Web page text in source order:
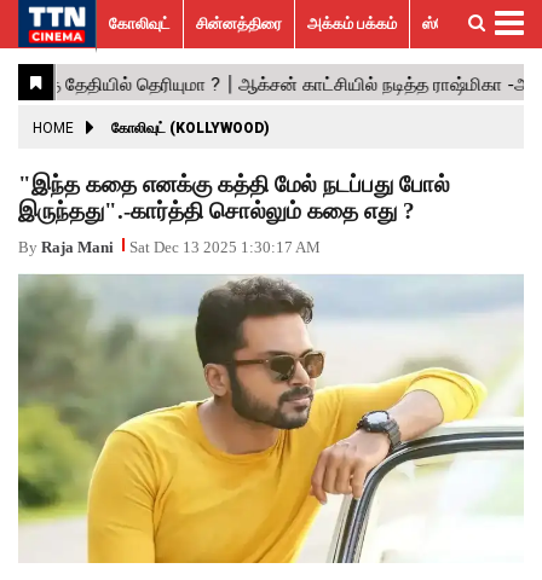
கோலிவுட்
சின்னத்திரை
பாலிவுட்
ஹாலிவுட்
அக்கம்
பக்கம்
ஸ்பெஷல்
ஸ்டோரீஸ்
விமர்சனம்
GALLERY
ACTRESS
ACTORS
MOVIESTILLS
EVENTS
VIDEOS
What’s
Hot
Trending
News
கோலிவுட் சின்னத்திரை அக்கம் பக்கம் ஸ்பெஷல் ஸ்டோரீஸ்
HOME கோலிவுட் (KOLLYWOOD)
"இந்த கதை எனக்கு கத்தி மேல் நடப்பது போல்
இருந்தது".-கார்த்தி சொல்லும் கதை எது ?
By Raja Mani Sat Dec 13 2025 1:30:17 AM